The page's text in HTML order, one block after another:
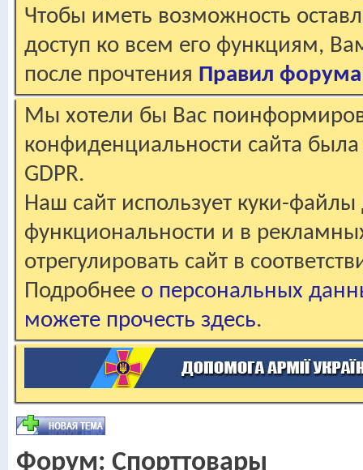
Чтобы иметь возможность
доступ ко всем его функциям,
после прочтения Правил форума
Мы хотели бы Вас
конфиденциальности сайта
GDPR.
Наш сайт использует куки-файлы
функциональности и в
отрегулировать сайт в
Подробнее о персональных
можете прочесть здесь.
Форум: Спорттовары